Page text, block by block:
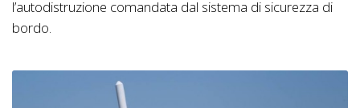
l’autodistruzione comandata dal sistema di sicurezza di
bordo.